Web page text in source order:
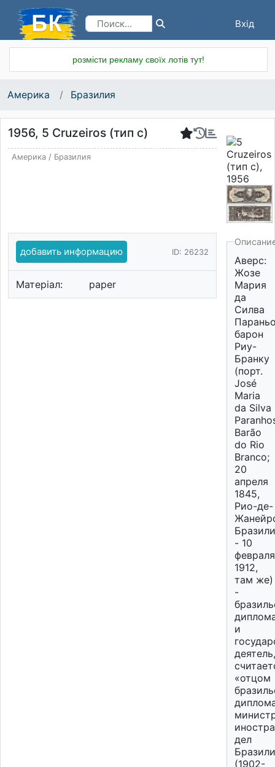
Вхід
розмісти рекламу своїх лотів тут!
Америка Бразилия
1956, 5 Cruzeiros (тип с)
Америка/ Бразилия
добавить информацию ID: 26232
Матеріал: paper
Аверс:
Жозе
Мария
да
Силва
барон
Риу-
Бранку
(порт.
José
Maria
da Silva
Barão
do Rio
Branco;
20
апреля
1845,
Рио-де-
- 10
февраля
1912,
там же)
-
и
деятель,
«отцом
дел
(1902-